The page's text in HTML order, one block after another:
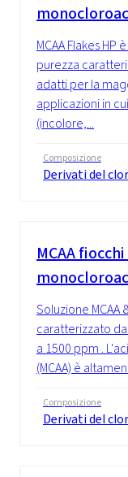
MCAA Flakes
purezza
adatti per la
applicazioni in
(incolore,...
Composizione
Derivati del
MCAA
Soluzione
caratterizzato da
a 1500 ppm .
(MCAA) è
Composizione
Derivati del